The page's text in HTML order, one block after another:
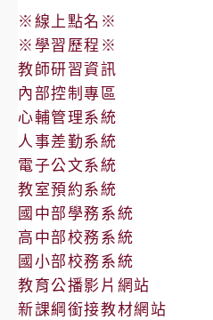
※線上點名※
※學習歷程※
教師研習資訊
內部控制專區
心輔管理系統
人事差勤系統
電子公文系統
教室預約系統
國中部學務系統
高中部校務系統
國小部校務系統
教育公播影片網站
新課綱銜接教材網站